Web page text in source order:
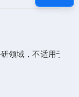
领域，不适用于